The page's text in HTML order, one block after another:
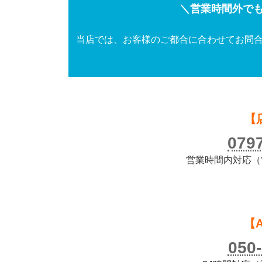
＼営業時間外で
当店では、お客様のご都合に合わせてお問
営業時間内対応